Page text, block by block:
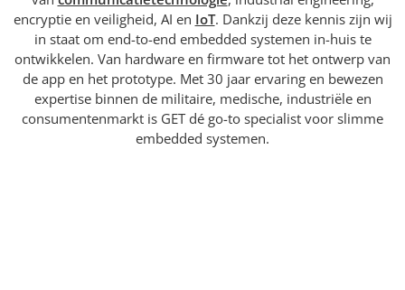
encryptie en veiligheid, AI en IoT. Dankzij deze kennis zijn wij
in staat om end-to-end embedded systemen in-huis te
ontwikkelen. Van hardware en firmware tot het ontwerp van
de app en het prototype. Met 30 jaar ervaring en bewezen
expertise binnen de militaire, medische, industriële en
consumentenmarkt is GET dé go-to specialist voor slimme
embedded systemen.